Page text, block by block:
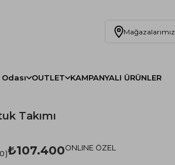
Mağazalarımız
OUTLET KAMPANYALI ÜRÜNLER
Takımı
₺107.400ONLINE ÖZEL